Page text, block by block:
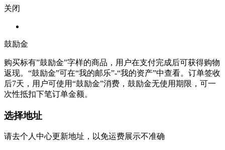
关闭
鼓励金
购买标有”鼓励金”字样的商品，用户在支付完成后可获得购物
返现。“鼓励金”可在“我的邮乐”-“我的资产”中查看。订单签收
后7天，用户可使用“鼓励金”消费，鼓励金无使用期限，可一
次性抵扣下笔订单金额。
选择地址
请去个人中心更新地址，以免运费展示不准确